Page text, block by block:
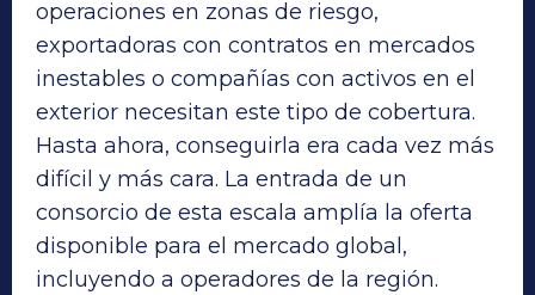
operaciones en zonas de riesgo,
exportadoras con contratos en mercados
inestables o compañías con activos en el
exterior necesitan este tipo de cobertura.
Hasta ahora, conseguirla era cada vez más
difícil y más cara. La entrada de un
consorcio de esta escala amplía la oferta
disponible para el mercado global,
incluyendo a operadores de la región.